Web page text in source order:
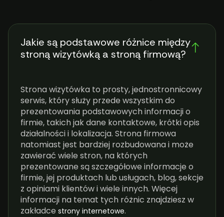
Jakie są podstawowe różnice między
stroną wizytówką a stroną firmową?
Strona wizytówka to prosty, jednostronnicowy
serwis, który służy przede wszystkim do
prezentowania podstawowych informacji o
firmie, takich jak dane kontaktowe, krótki opis
działalności i lokalizacja. Strona firmowa
natomiast jest bardziej rozbudowana i może
zawierać wiele stron, na których
prezentowane są szczegółowe informacje o
firmie, jej produktach lub usługach, blog, sekcje
z opiniami klientów i wiele innych. Więcej
informacji na temat tych różnic znajdziesz w
zakładce strony internetowe.